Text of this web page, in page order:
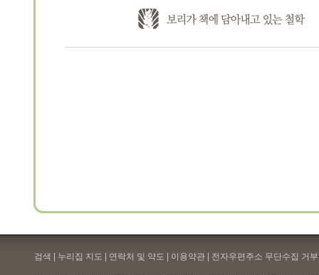
검색 | 누리집 지도 | 연락처 및 약도 | 이용약관 | 전자우편주소 무단수집 거